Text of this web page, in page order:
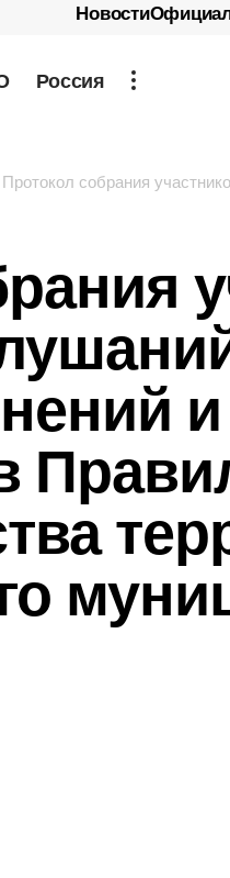
Новости
Россия
Протокол собрания участников публичных слушаний по проекту
и